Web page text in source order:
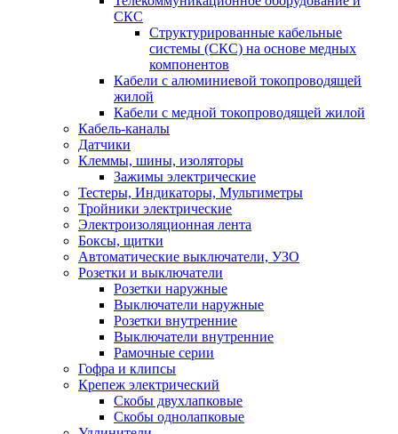
СКС
Структурированные кабельные
системы (СКС) на основе медных
компонентов
Кабели с алюминиевой токопроводящей
жилой
Кабели с медной токопроводящей жилой
Кабель-каналы
Датчики
Клеммы, шины, изоляторы
Зажимы электрические
Тестеры, Индикаторы, Мультиметры
Тройники электрические
Электроизоляционная лента
Боксы, щитки
Автоматические выключатели, УЗО
Розетки и выключатели
Розетки наружные
Выключатели наружные
Розетки внутренние
Выключатели внутренние
Рамочные серии
Гофра и клипсы
Крепеж электрический
Скобы двухлапковые
Скобы однолапковые